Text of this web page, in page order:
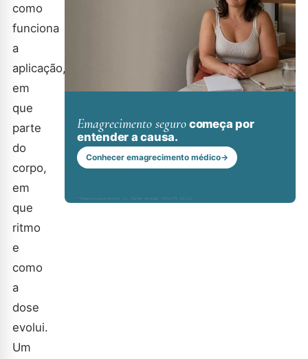
como
funciona
a
aplicação,
em
que
parte
do
corpo,
em
que
ritmo
e
como
a
dose
evolui.
Um
Emagrecimento seguro começa por
entender a causa.
Conhecer emagrecimento médico→
* Responsável técnico: Dr. Renan Abdalla, CRM-PR 42232